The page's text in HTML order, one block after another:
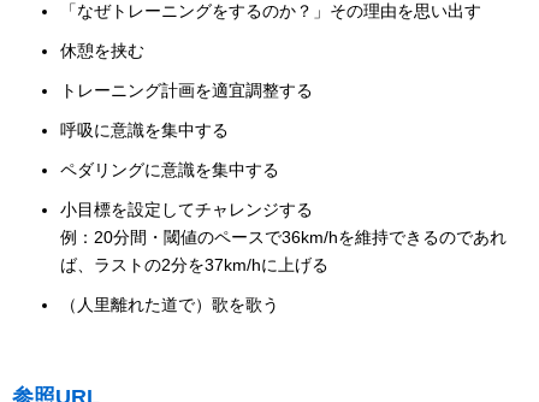
「なぜトレーニングをするのか？」その理由を思い出す
休憩を挟む
トレーニング計画を適宜調整する
呼吸に意識を集中する
ペダリングに意識を集中する
小目標を設定してチャレンジする
例：20分間・閾値のペースで36km/hを維持できるのであれ
ば、ラストの2分を37km/hに上げる
（人里離れた道で）歌を歌う
参照URL